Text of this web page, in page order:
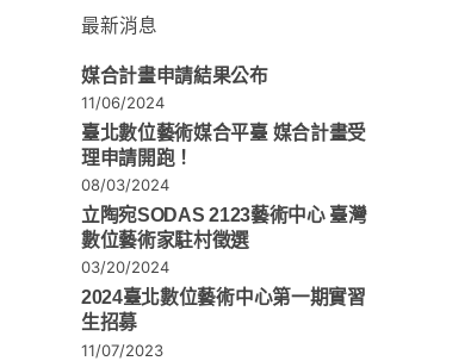
最新消息
媒合計畫申請結果公布
11/06/2024
臺北數位藝術媒合平臺 媒合計畫受
理申請開跑！
08/03/2024
立陶宛SODAS 2123藝術中心 臺灣
數位藝術家駐村徵選
03/20/2024
2024臺北數位藝術中心第一期實習
生招募
11/07/2023